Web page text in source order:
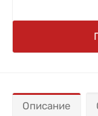
Описание